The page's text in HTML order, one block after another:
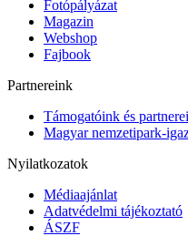
Fotópályázat
Magazin
Webshop
Fajbook
Partnereink
Támogatóink és
Magyar nemzetipark-
Nyilatkozatok
Médiaajánlat
Adatvédelmi tájékoztató
ÁSZF